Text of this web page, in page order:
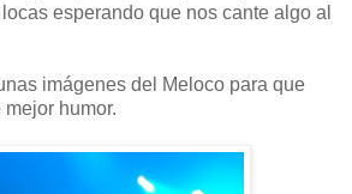
esperando que nos cante algo al
imágenes del Meloco para que
humor.